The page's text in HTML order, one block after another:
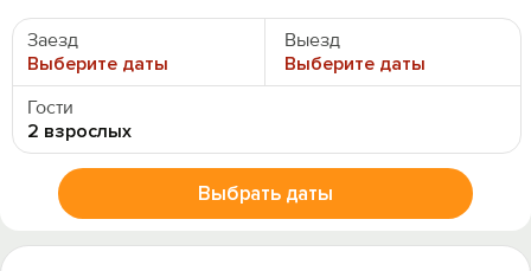
Заезд
Выберите даты
Выезд
Выберите даты
Гости
2 взрослых
Выбрать даты